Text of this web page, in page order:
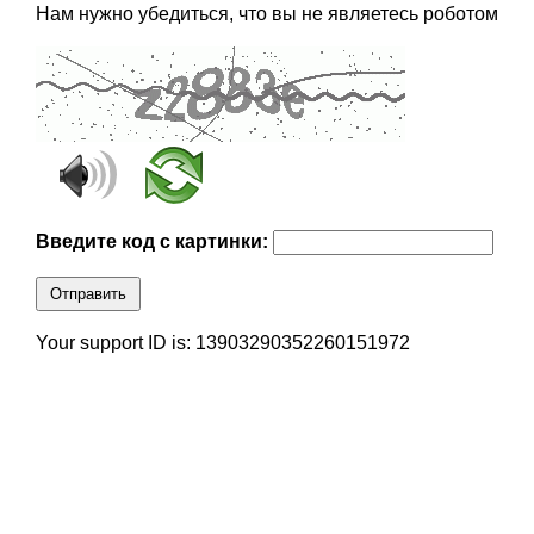
Нам нужно убедиться, что вы не являетесь роботом
Введите код с картинки:
Отправить
Your support ID is: 13903290352260151972